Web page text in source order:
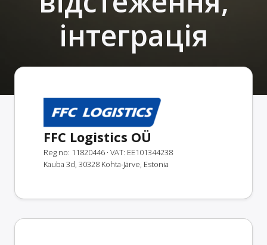
інтеграція
FFC Logistics OÜ
Reg no: 11820446 · VAT: EE101344238
Kauba 3d, 30328 Kohta-Järve, Estonia